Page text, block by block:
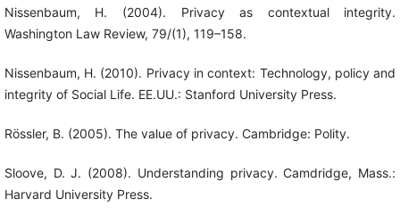
Nissenbaum, H. (2004). Privacy as contextual integrity.
Washington Law Review, 79/(1), 119–158.
Nissenbaum, H. (2010). Privacy in context: Technology, policy and
integrity of Social Life. EE.UU.: Stanford University Press.
Rössler, B. (2005). The value of privacy. Cambridge: Polity.
Sloove, D. J. (2008). Understanding privacy. Camdridge, Mass.:
Harvard University Press.